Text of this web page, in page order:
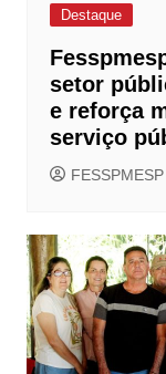
Destaque
setor
e reforça
serviço
FESSPMESP